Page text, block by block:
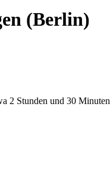
(Berlin)
2 Stunden und 30